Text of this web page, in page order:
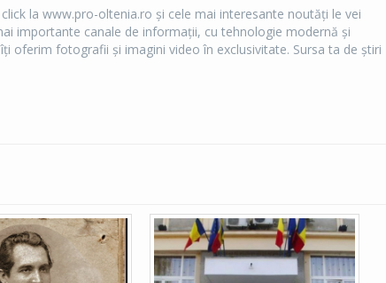
la www.pro-oltenia.ro şi cele mai interesante noutăţi le vei
importante canale de informaţii, cu tehnologie modernă şi
oferim fotografii şi imagini video în exclusivitate. Sursa ta de ştiri